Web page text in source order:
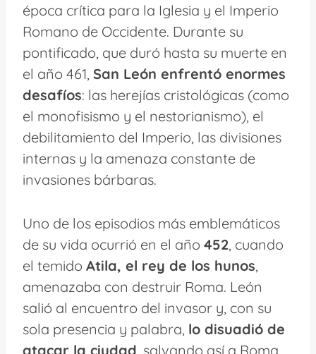
época crítica para la Iglesia y el Imperio
Romano de Occidente. Durante su
pontificado, que duró hasta su muerte en
el año 461, San León enfrentó enormes
desafíos: las herejías cristológicas (como
el monofisismo y el nestorianismo), el
debilitamiento del Imperio, las divisiones
internas y la amenaza constante de
invasiones bárbaras.
Uno de los episodios más emblemáticos
de su vida ocurrió en el año 452, cuando
el temido Atila, el rey de los hunos,
amenazaba con destruir Roma. León
salió al encuentro del invasor y, con su
sola presencia y palabra, lo disuadió de
atacar la ciudad, salvando así a Roma